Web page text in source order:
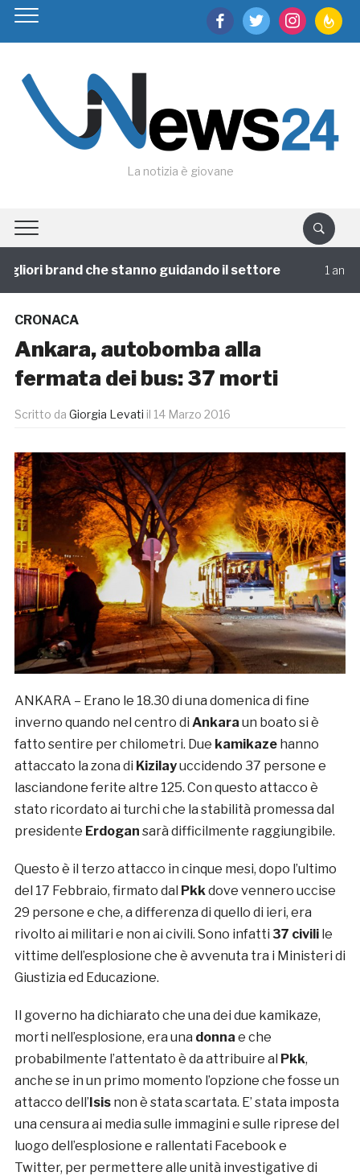
facebooktwitter instagram
La notizia è giovane
brand che stanno guidando il settore 1 annofa
CRONACA
Ankara, autobomba alla
fermata dei bus: 37 morti
Scritto da Giorgia Levati il 14 Marzo 2016
ANKARA – Erano le 18.30 di una domenica di fine
inverno quando nel centro di Ankara un boato si è
fatto sentire per chilometri. Due kamikazehanno
attaccato la zona di Kizilayuccidendo 37 persone e
lasciandone ferite altre 125. Con questo attacco è
stato ricordato ai turchi che la stabilità promessa dal
presidente Erdogan sarà difficilmente raggiungibile.
Questo è il terzo attacco in cinque mesi, dopo l’ultimo
del 17 Febbraio, firmato dal Pkkdove vennero uccise
29 persone e che, a differenza di quello di ieri, era
rivolto ai militari e non ai civili. Sono infatti 37 civilile
vittime dell’esplosione che è avvenuta tra i Ministeri di
Giustizia ed Educazione.
Il governo ha dichiarato che una dei due kamikaze,
morti nell’esplosione, era una donna e che
probabilmente l’attentato è da attribuire al Pkk,
anche se in un primo momento l’opzione che fosse un
attacco dell’Isisnon è stata scartata. E’ stata imposta
una censura ai media sulle immagini e sulle riprese del
luogo dell’esplosione e rallentati Facebook e
Twitter, per permettere alle unità investigative di